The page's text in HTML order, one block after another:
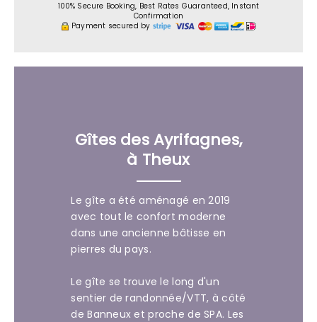
100% Secure Booking, Best Rates Guaranteed, Instant
Confirmation
Payment secured by
Gîtes des Ayrifagnes,
à Theux
Le gîte a été aménagé en 2019
avec tout le confort moderne
dans une ancienne bâtisse en
pierres du pays.
Le gîte se trouve le long d'un
sentier de randonnée/VTT, à côté
de Banneux et proche de SPA. Les